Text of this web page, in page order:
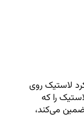
لاستیک روی
را که
می‌کند،